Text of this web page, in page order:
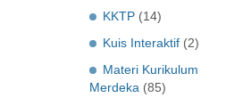
KKTP (14)
Kuis Interaktif (2)
Materi Kurikulum
Merdeka (85)